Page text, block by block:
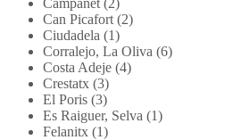
Campanet (2)
Can Picafort (2)
Ciudadela (1)
Corralejo, La Oliva (6)
Costa Adeje (4)
Crestatx (3)
El Poris (3)
Es Raiguer, Selva (1)
Felanitx (1)